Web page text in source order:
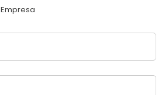
Empresa